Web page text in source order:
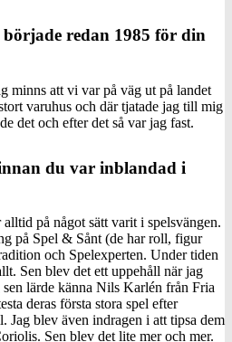
började redan 1985 för din
minns att vi var på väg ut på landet
varuhus och där tjatade jag till mig
det och efter det så var jag fast.
du var inblandad i
på något sätt varit i spelsvängen.
på Spel & Sånt (de har roll, figur
och Spelexperten. Under tiden
Sen blev det ett uppehåll när jag
lärde känna Nils Karlén från Fria
deras första stora spel efter
blev även indragen i att tipsa dem
Sen blev det lite mer och mer.